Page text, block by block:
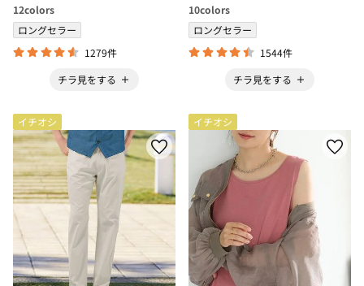
12colors
ロングセラー
1279件
チラ見をする
10colors
ロングセラー
1544件
チラ見をする
イチオシ イチオシ